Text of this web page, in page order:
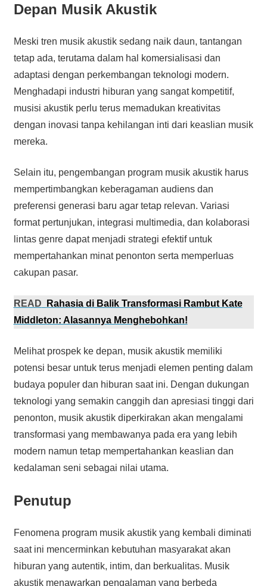
Depan Musik Akustik
Meski tren musik akustik sedang naik daun, tantangan
tetap ada, terutama dalam hal komersialisasi dan
adaptasi dengan perkembangan teknologi modern.
Menghadapi industri hiburan yang sangat kompetitif,
musisi akustik perlu terus memadukan kreativitas
dengan inovasi tanpa kehilangan inti dari keaslian musik
mereka.
Selain itu, pengembangan program musik akustik harus
mempertimbangkan keberagaman audiens dan
preferensi generasi baru agar tetap relevan. Variasi
format pertunjukan, integrasi multimedia, dan kolaborasi
lintas genre dapat menjadi strategi efektif untuk
mempertahankan minat penonton serta memperluas
cakupan pasar.
READ
Rahasia di Balik Transformasi Rambut Kate
Middleton: Alasannya Menghebohkan!
Melihat prospek ke depan, musik akustik memiliki
potensi besar untuk terus menjadi elemen penting dalam
budaya populer dan hiburan saat ini. Dengan dukungan
teknologi yang semakin canggih dan apresiasi tinggi dari
penonton, musik akustik diperkirakan akan mengalami
transformasi yang membawanya pada era yang lebih
modern namun tetap mempertahankan keaslian dan
kedalaman seni sebagai nilai utama.
Penutup
Fenomena program musik akustik yang kembali diminati
saat ini mencerminkan kebutuhan masyarakat akan
hiburan yang autentik, intim, dan berkualitas. Musik
akustik menawarkan pengalaman yang berbeda